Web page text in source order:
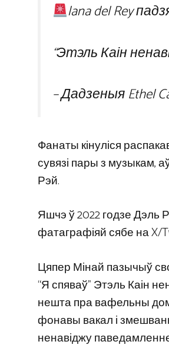
lana del Rey
“Этэль Каін
– Дадзеныя Ethel
Фанаты кінуліся
сувязі пары з музыкам,
Рэй.
Яшчэ ў 2022 годзе Дэль
фатаграфіяй сябе на X/
Цяпер Мінай пазычыў
“Я спяваў” Этэль Каін
нешта пра вафельны
фонавы вакал і
ненавіджу